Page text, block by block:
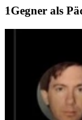
Gegner als